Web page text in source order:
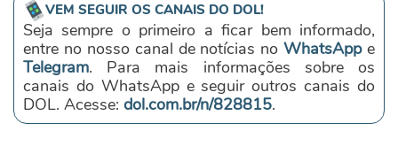
VEM SEGUIR OS CANAIS DO DOL!
Seja sempre o primeiro a ficar bem informado,
entre no nosso canal de notícias noWhatsAppe
Telegram. Para mais informações sobre os
canais do WhatsApp e seguir outros canais do
DOL. Acesse: dol.com.br/n/828815.